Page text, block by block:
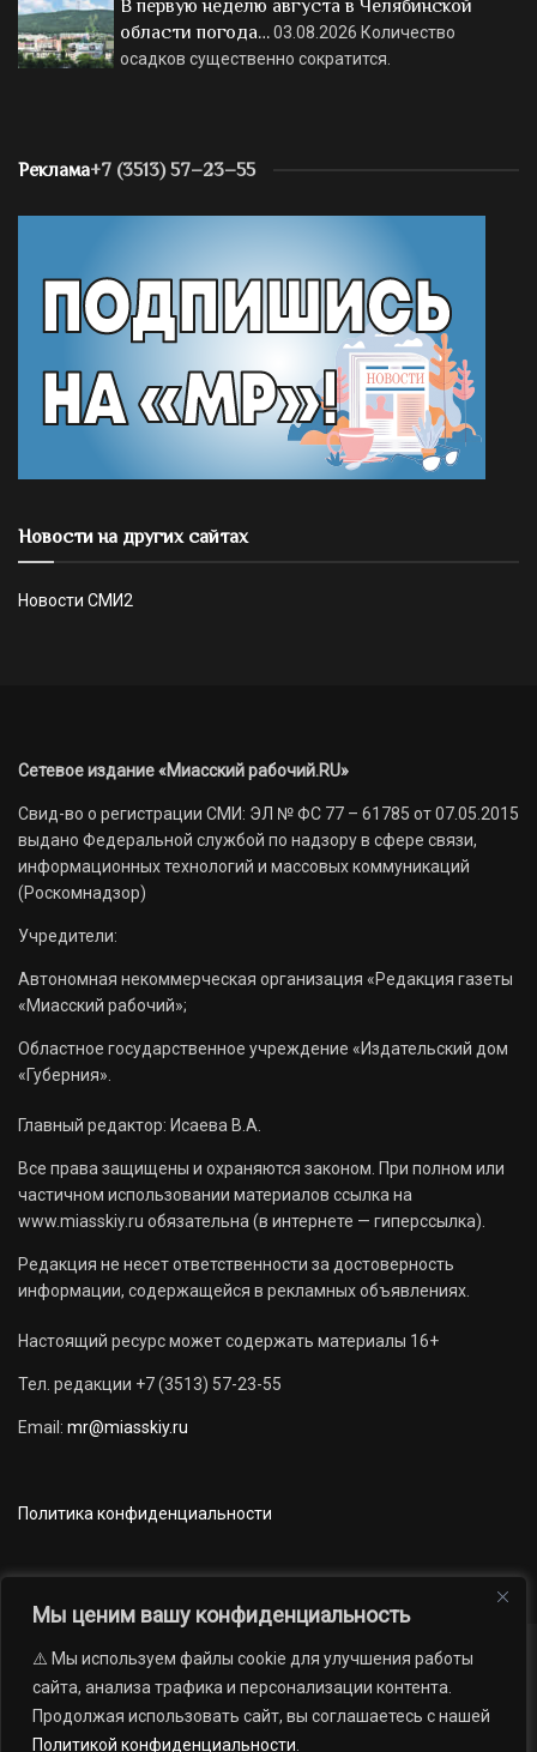
Мы ценим вашу конфиденциальность
⚠️ Мы используем файлы cookie для улучшения работы
сайта, анализа трафика и персонализации контента.
Продолжая использовать сайт, вы соглашаетесь с нашей
Политикой конфиденциальности
В первую неделю августа в Челябинской
области погода…03.08.2026 Количество
осадков существенно сократится.
Реклама+7 (3513) 57–23–55
Новости на других сайтах
Новости СМИ2
Сетевое издание «Миасский рабочий.RU»
Свид-во о регистрации СМИ: ЭЛ № ФС 77 – 61785 от 07.05.2015
выдано Федеральной службой по надзору в сфере связи,
информационных технологий и массовых коммуникаций
(Роскомнадзор)
Учредители:
Автономная некоммерческая организация «Редакция газеты
«Миасский рабочий»;
Областное государственное учреждение «Издательский дом
«Губерния».
Главный редактор: Исаева В.А.
Все права защищены и охраняются законом. При полном или
частичном использовании материалов ссылка на
www.miasskiy.ru обязательна (в интернете — гиперссылка).
Редакция не несет ответственности за достоверность
информации, содержащейся в рекламных объявлениях.
Настоящий ресурс может содержать материалы 16+
Тел. редакции +7 (3513) 57-23-55
Email: mr@miasskiy.ru
Политика конфиденциальности
Новости Наши проекты
Официально
АРХИВ
16+